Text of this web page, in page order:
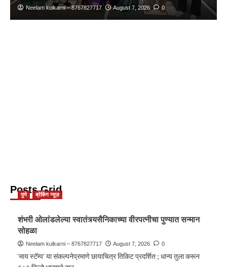
Neelam kulkarni – 8767827717 August 7, 2026 0
Posts Grid
पुणे ब्रेकिंग न्यूज़
शंभरी ओलांडलेल्या स्वातंत्र्यसैनिकाच्या वीरपत्नीचा पुण्यात सन्मान
सोहळा
Neelam kulkarni – 8767827717 August 7, 2026 0
‘माय स्टॅम्प’ या संकल्पनेप्रमाणे छायाचित्र तिकिट प्रदर्शित ; धान्य तुला करून